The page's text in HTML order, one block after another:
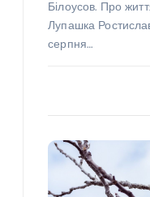
Білоусов. Про
Лупашка
серпня…